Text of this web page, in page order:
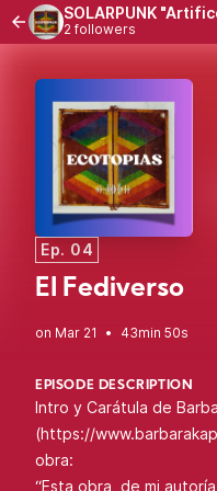
SOLARPUNK
2 followers
Ep. 04
El Fediverso
• 43min 50s
EPISODE DESCRIPTION
Intro y Carátula de
(https://
obra:
“Esta obra, de mi